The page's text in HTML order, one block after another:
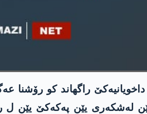
لەشکەری یێن پەکەکێ یێن ل